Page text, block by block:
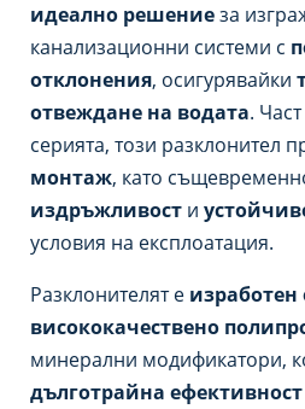
идеално решениеза
канализационни системи с
отклонения, осигурявайки
отвеждане на водата.
серията, този разклонител
монтаж, като
издръжливост и
условия на експлоатация.
Разклонителят е изработен
висококачествено
минерални модификатори,
дълготрайна ефективност